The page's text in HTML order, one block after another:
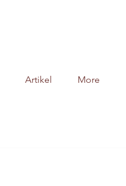
Artikel More